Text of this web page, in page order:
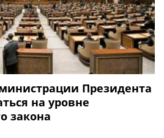
Президента
на уровне
закона